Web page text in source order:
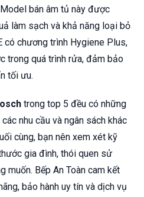
Model bán âm tủ này được
làm sạch và khả năng loại bỏ
có chương trình Hygiene Plus,
trong quá trình rửa, đảm bảo
tối ưu.
trong top 5 đều có những
nhu cầu và ngân sách khác
cùng, bạn nên xem xét kỹ
gia đình, thói quen sử
muốn. Bếp An Toàn cam kết
bảo hành uy tín và dịch vụ